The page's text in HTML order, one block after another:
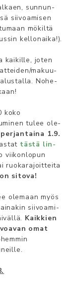
sun­nun­
sii­voa­mi­sen
mök­ilt­ä
kellonaika!).
kai­kil­le, jo­ten
ma­kuu­
No­he­
koko
tu­lee ole­
1.9.
täst­ä lin­
viikonlopun
ruokarajoitteita
sitova!
olemaan myös
sii­voa­mi­
Kaik­kien
omat